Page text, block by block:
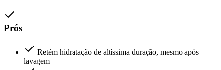
Prós
Retém hidratação de altíssima duração, mesmo após
lavagem